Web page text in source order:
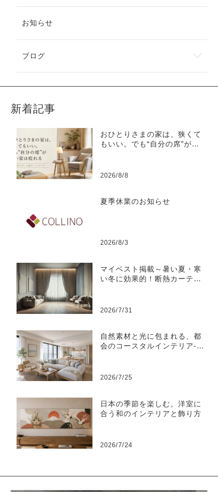
お知らせ
ブログ
新着記事
おひとりさまの家は、狭くて
もいい。でも“自分の席”がな
2026/8/8
夏季休業のお知らせ
2026/8/3
マイベスト掲載～暑い夏・寒
い冬に効果的！断熱カーテン
2026/7/31
自然素材と光に包まれる、都
会のコースタルインテリア-江
2026/7/25
日本の季節を楽しむ。洋室に
合う和のインテリアと飾り方
2026/7/24